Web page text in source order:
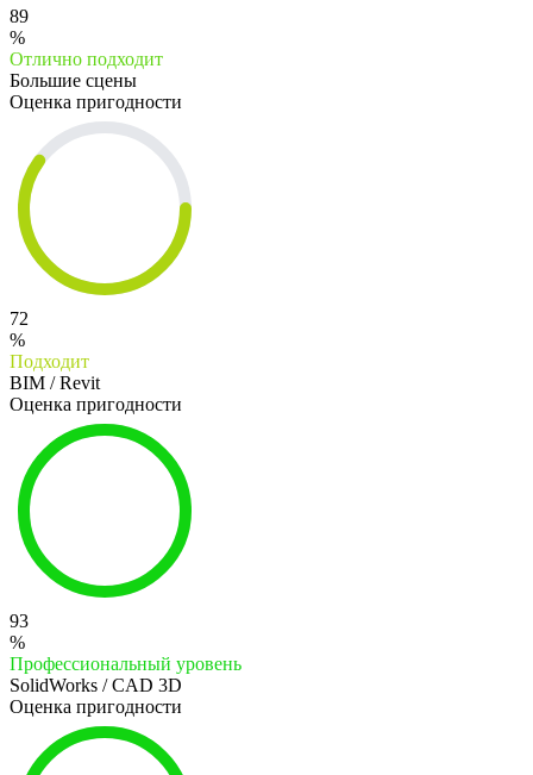
89
%
Отлично подходит
Большие сцены
Оценка пригодности
72
%
Подходит
BIM / Revit
Оценка пригодности
93
%
Профессиональный уровень
SolidWorks / CAD 3D
Оценка пригодности